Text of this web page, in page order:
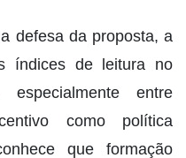
defesa da proposta, a
índices de leitura no
especialmente entre
como política
que formação